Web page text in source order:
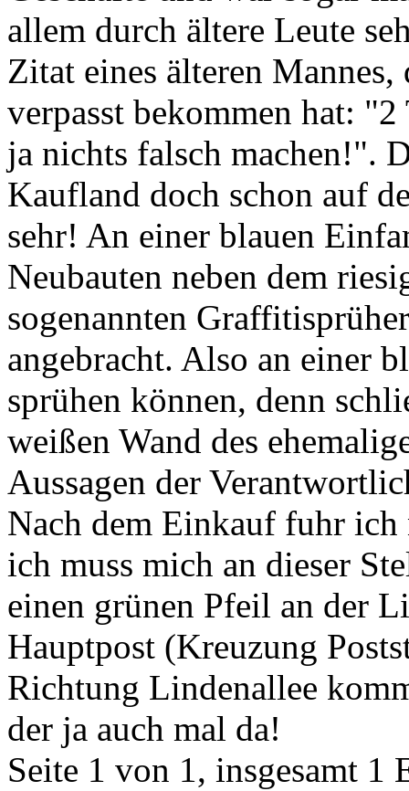
allem durch ältere Leute
Zitat eines älteren Mannes,
verpasst bekommen hat:
ja nichts falsch machen!".
Kaufland doch schon auf
sehr! An einer blauen
Neubauten neben dem
sogenannten
angebracht. Also an einer
sprühen können, denn
weißen Wand des
Aussagen der
Nach dem Einkauf fuhr
ich muss mich an dieser
einen grünen Pfeil an der
Hauptpost (Kreuzung
Richtung Lindenallee
der ja auch mal da!
Seite 1 von 1, insgesamt 1